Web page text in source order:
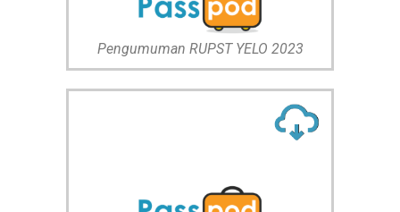
Pengumuman RUPST YELO 2023